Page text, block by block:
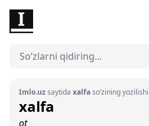
Imlo.uzsaytida xalfaso‘zining yozilishi
xalfa
ot